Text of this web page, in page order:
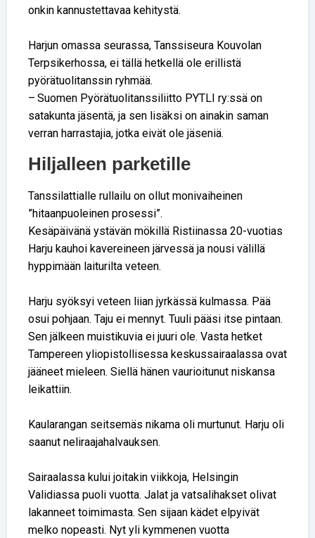
onkin kannustettavaa kehitystä.
Harjun omassa seurassa, Tanssiseura Kouvolan
Terpsikerhossa, ei tällä hetkellä ole erillistä
pyörätuolitanssin ryhmää.
– Suomen Pyörätuolitanssiliitto PYTLI ry:ssä on
satakunta jäsentä, ja sen lisäksi on ainakin saman
verran harrastajia, jotka eivät ole jäseniä.
Hiljalleen parketille
Tanssilattialle rullailu on ollut monivaiheinen
”hitaanpuoleinen prosessi”.
Kesäpäivänä ystävän mökillä Ristiinassa 20-vuotias
Harju kauhoi kavereineen järvessä ja nousi välillä
hyppimään laiturilta veteen.
Harju syöksyi veteen liian jyrkässä kulmassa. Pää
osui pohjaan. Taju ei mennyt. Tuuli pääsi itse pintaan.
Sen jälkeen muistikuvia ei juuri ole. Vasta hetket
Tampereen yliopistollisessa keskussairaalassa ovat
jääneet mieleen. Siellä hänen vaurioitunut niskansa
leikattiin.
Kaularangan seitsemäs nikama oli murtunut. Harju oli
saanut neliraajahalvauksen.
Sairaalassa kului joitakin viikkoja, Helsingin
Validiassa puoli vuotta. Jalat ja vatsalihakset olivat
lakanneet toimimasta. Sen sijaan kädet elpyivät
melko nopeasti. Nyt yli kymmenen vuotta